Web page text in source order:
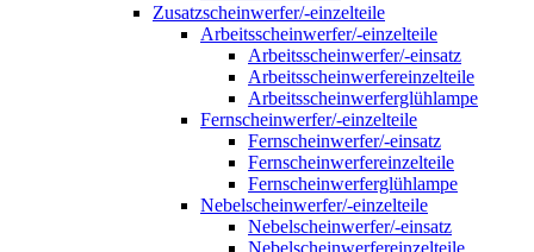
Zusatzscheinwerfer/-einzelteile
Arbeitsscheinwerfer/-einzelteile
Arbeitsscheinwerfer/-einsatz
Arbeitsscheinwerfereinzelteile
Arbeitsscheinwerferglühlampe
Fernscheinwerfer/-einzelteile
Fernscheinwerfer/-einsatz
Fernscheinwerfereinzelteile
Fernscheinwerferglühlampe
Nebelscheinwerfer/-einzelteile
Nebelscheinwerfer/-einsatz
Nebelscheinwerfereinzelteile